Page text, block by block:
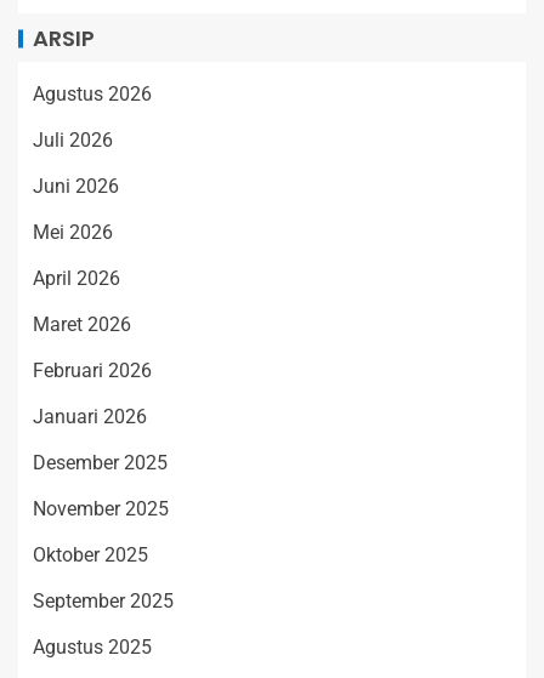
ARSIP
Agustus 2026
Juli 2026
Juni 2026
Mei 2026
April 2026
Maret 2026
Februari 2026
Januari 2026
Desember 2025
November 2025
Oktober 2025
September 2025
Agustus 2025